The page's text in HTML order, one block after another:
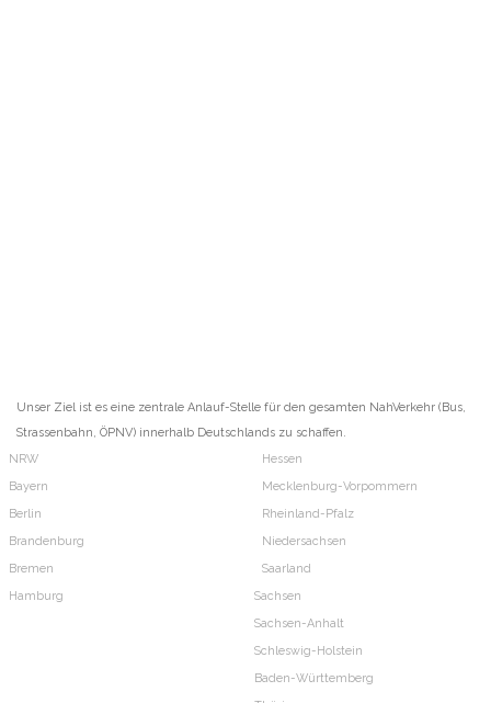
Unser Ziel ist es eine zentrale Anlauf-Stelle für den gesamten NahVerkehr (Bus,
Strassenbahn, ÖPNV) innerhalb Deutschlands zu schaffen.
NRW
Bayern
Berlin
Brandenburg
Bremen
Hamburg
Hessen
Mecklenburg-Vorpommern
Rheinland-Pfalz
Niedersachsen
Saarland
Sachsen
Sachsen-Anhalt
Schleswig-Holstein
Baden-Württemberg